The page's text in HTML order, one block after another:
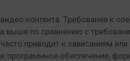
контента. Требования к
выше по сравнению с
приводит к зависаниям
программное обеспечение,